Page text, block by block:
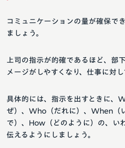
コミュニケーションの量が確保で
ましょう。
上司の指示が的確であるほど、部
メージがしやすくなり、仕事に対し
具体的には、指示を出すときに、
ぜ）、Who（だれに）、When（
で）、How（どのように）の、い
伝えるようにしましょう。